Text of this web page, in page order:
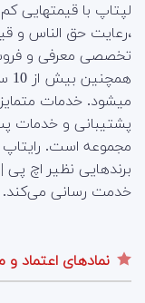
لپتاپ با قیمتهایی
،رعایت حق الناس و
تخصصی معرفی و
میشود. خدمات
پشتیبانی و خدمات
مجموعه است.
خدمت رسانی می‌کند.
نمادهای اعتماد و